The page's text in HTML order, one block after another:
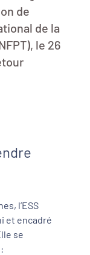
de
de la
le 26
l’ESS
et encadré
se
: